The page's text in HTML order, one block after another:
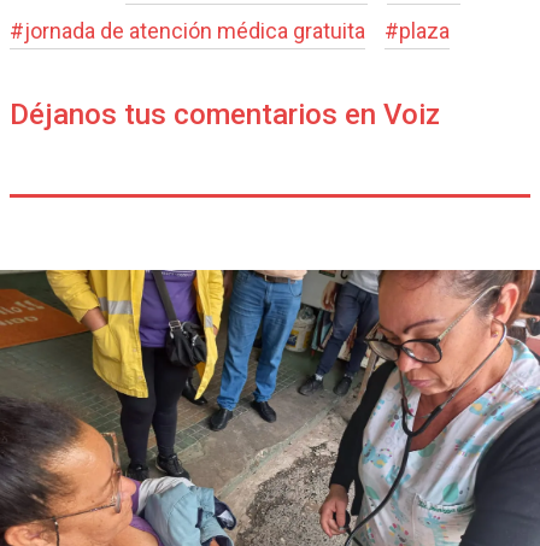
#jornada de atención médica gratuita #plaza
Déjanos tus comentarios en Voiz